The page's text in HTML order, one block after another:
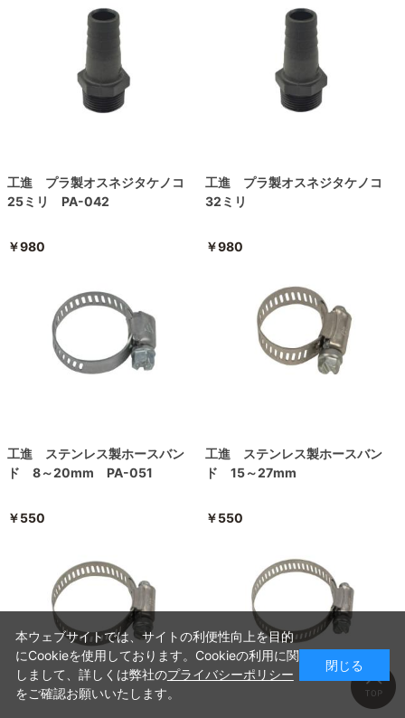
工進 プラ製オスネジタケノコ
25ミリ PA-042
￥980
工進 プラ製オスネジタケノコ
32ミリ
￥980
工進 ステンレス製ホースバン
ド 8～20mm PA-051
￥550
工進 ステンレス製ホースバン
ド 15～27mm
￥550
本ウェブサイトでは、サイトの利便性向上を目的
にCookieを使用しております。Cookieの利用に関
しまして、詳しくは弊社のプライバシーポリシー
をご確認お願いいたします。
閉じる